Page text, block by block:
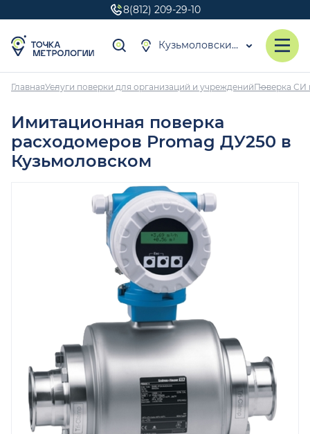
8(812) 209-29-10
Кузьмоловский
ГлавнаяУслуги поверки для организаций и учрежденийПоверка СИ
Имитационная поверка
расходомеров Promag ДУ250 в
Кузьмоловском